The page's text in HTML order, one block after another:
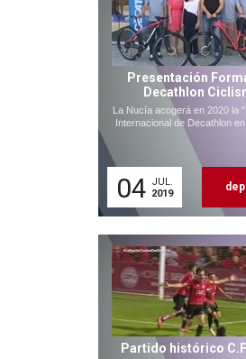
Presentación
Decathlon
La Nucía acogerá en 2020 la
Internacional de Decathlon
04 JUL.
2019
Partido histórico